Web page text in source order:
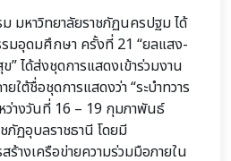
มหาวิทยาลัยราชภัฏนครปฐม ได้
มอุดมศึกษา ครั้งที่ 21 “ยลแสง-
ได้ส่งชุดการแสดงเข้าร่วมงาน
ใต้ชื่อชุดการแสดงว่า “ระบำทวาร
หว่างวันที่ 16 – 19 กุมภาพันธ์
ภัฏอุบลราชธานี โดยมี
ร้างเครือข่ายความร่วมมือภายใน